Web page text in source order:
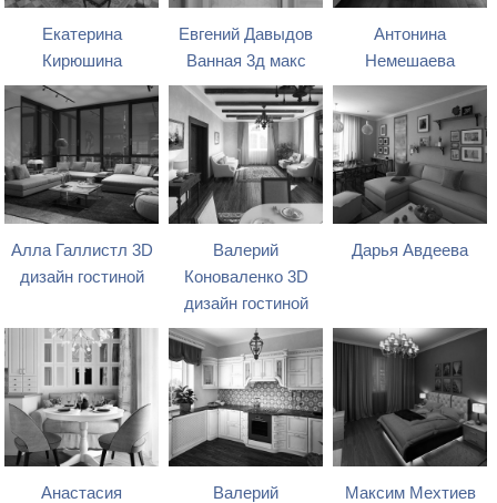
Екатерина
Кирюшина
Евгений Давыдов
Ванная 3д макс
Антонина
Немешаева
Алла Галлистл 3D
дизайн гостиной
Валерий
Коноваленко 3D
дизайн гостиной
Дарья Авдеева
Анастасия
Валерий
Максим Мехтиев